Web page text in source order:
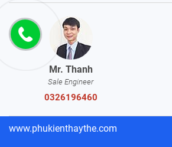
Mr. Thanh
Sale Engineer
0326196460
www.phukienthaythe.com